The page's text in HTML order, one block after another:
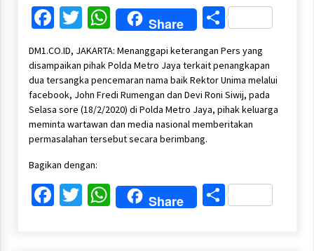
Facebook
Twitter
WhatsApp
Share Share
DM1.CO.ID, JAKARTA: Menanggapi keterangan Pers yang
disampaikan pihak Polda Metro Jaya terkait penangkapan
dua tersangka pencemaran nama baik Rektor Unima melalui
facebook, John Fredi Rumengan dan Devi Roni Siwij, pada
Selasa sore (18/2/2020) di Polda Metro Jaya, pihak keluarga
meminta wartawan dan media nasional memberitakan
permasalahan tersebut secara berimbang.
Bagikan dengan:
Facebook
Twitter
WhatsApp
Share Share